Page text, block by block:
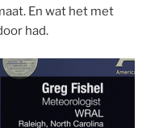
En wat het met
had.